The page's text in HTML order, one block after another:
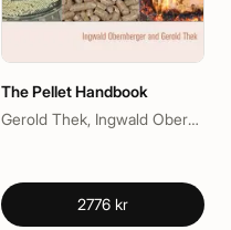
The Pellet Handbook
Gerold Thek, Ingwald Obernberger
2776 kr